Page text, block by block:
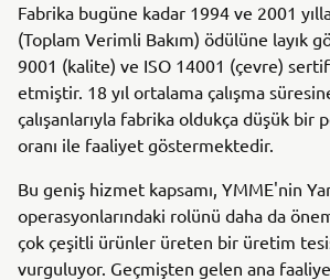
Fabrika bugüne kadar 1994 ve 2001
(Toplam Verimli Bakım) ödülüne layık
9001 (kalite) ve ISO 14001 (çevre)
etmiştir. 18 yıl ortalama çalışma
çalışanlarıyla fabrika oldukça düşük bir
oranı ile faaliyet göstermektedir.
Bu geniş hizmet kapsamı, YMME'nin
operasyonlarındaki rolünü daha da
çok çeşitli ürünler üreten bir üretim
vurguluyor. Geçmişten gelen ana